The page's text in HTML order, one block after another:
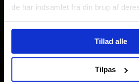
de har indsamlet fra din brug af
Tillad alle
Tilpas